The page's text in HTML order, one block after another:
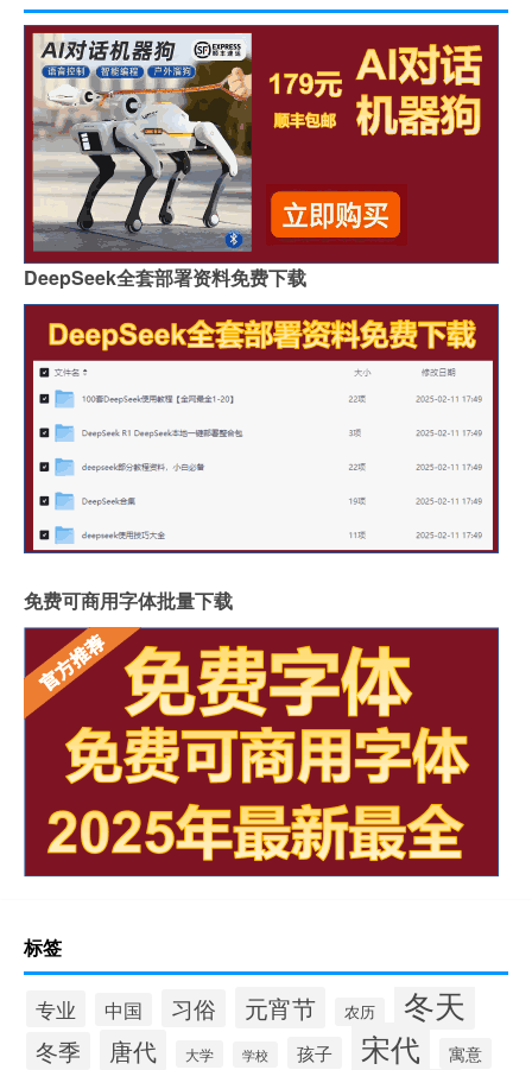
DeepSeek全套部署资料免费下载
免费可商用字体批量下载
标签
专业 中国 习俗 元宵节 农历 冬天
冬季 唐代 大学 学校 孩子 宋代 寓意